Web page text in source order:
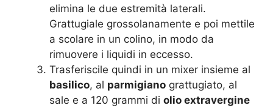
elimina le due estremità laterali.
Grattugiale grossolanamente e poi mettile
a scolare in un colino, in modo da
rimuovere i liquidi in eccesso.
Trasferiscile quindi in un mixer insieme al
basilico, al parmigiano grattugiato, al
sale e a 120 grammi di olio extravergine